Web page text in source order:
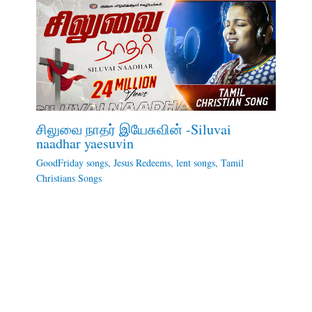
சிலுவை நாதர் இயேசுவின் -Siluvai
naadhar yaesuvin
GoodFriday songs, Jesus Redeems, lent songs, Tamil
Christians Songs